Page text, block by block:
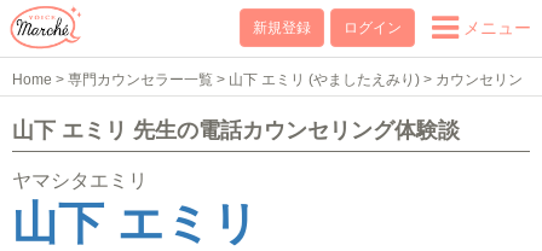
新規登録 ログイン メニュー
Home > 専門カウンセラー一覧 > 山下 エミリ (やましたえみり) > カウンセリン
グ体験談
山下 エミリ 先生の電話カウンセリング体験談
ヤマシタエミリ
山下 エミリ